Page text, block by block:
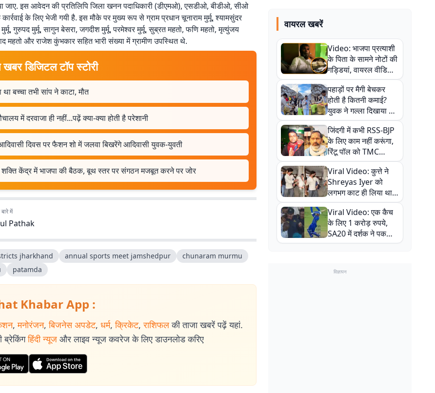
जाए. इस आवेदन की प्रतिलिपि जिला खनन पदाधिकारी (डीएमओ), एसडीओ, बीडीओ, सीओ
के लिए भेजी गयी है. इस मौके पर मुख्य रूप से ग्राम प्रधान चूनाराम मुर्मू, श्यामसुंदर
गुरुपद मुर्मू, सागुन बेसरा, जगदीश मुर्मू, परमेश्वर मुर्मू, सुब्रत महतो, फणि महतो, मृत्युंजय
महतो और राजेश कुंभकार सहित भारी संख्या में ग्रामीण उपस्थित थे.
खबर डिजिटल टॉप स्टोरी
था बच्चा तभी सांप ने काटा, मौत
में दरवाजा ही नहीं...पढ़ें क्या-क्या होती है परेशानी
दिवस पर फैशन शो में जलवा बिखरेंगे आदिवासी युवक-युवती
शक्ति केंद्र में भाजपा की बैठक, बूथ स्तर पर संगठन मजबूत करने पर जोर
में
Pathak
jharkhand annual sports meet jamshedpur
chunaram murmu
patamda
Khabar App :
, मनोरंजन, बिजनेस अपडेट, धर्म, क्रिकेट, राशिफल की ताजा खबरें पढ़ें यहां.
ब्रेकिंग हिंदी न्यूज और लाइव न्यूज कवरेज के लिए डाउनलोड करिए
वायरल खबरें
Video: भाजपा प्रत्याशी
के पिता के सामने नोटों की
गड्डियां, वायरल वीडियो
से राजनीति में उबाल,
अजित महतो बोले- TMC
की गंदी चाल
पहाड़ों पर मैगी बेचकर
होती है कितनी कमाई?
युवक ने गल्ला दिखाया तो
नौकरी वालों के खड़े हो गए
कान
जिंदगी में कभी RSS-BJP
के लिए काम नहीं करूंगा,
रिंटू पॉल को TMC
ऑफिस में ले जाकर पीटा,
Video वायरल
Viral Video: कुत्ते ने
Shreyas Iyer को
लगभग काट ही लिया था,
न्यूजीलैंड सीरीज से पहले
बाल-बाल बचे
Viral Video: एक कैच
के लिए 1 करोड़ रुपये,
SA20 में दर्शक ने पकड़ा
एक हाथ से गजब का कैच
विज्ञापन